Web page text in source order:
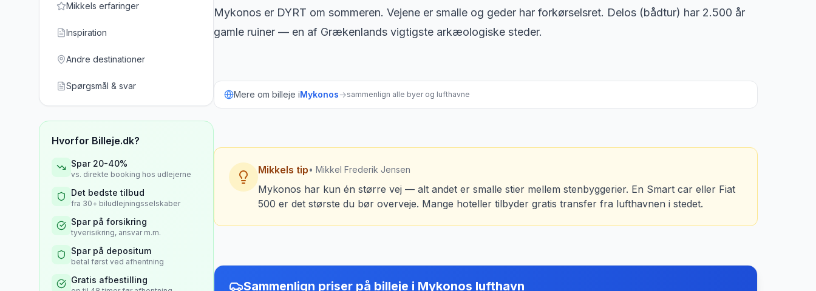
Mikkels erfaringer
Inspiration
Andre destinationer
Spørgsmål & svar
Hvorfor Billeje.dk?
Spar 20-40%
vs. direkte booking hos udlejerne
Det bedste tilbud
fra 30+ biludlejningsselskaber
Spar på forsikring
tyverisikring, ansvar m.m.
Spar på depositum
betal først ved afhentning
Gratis afbestilling
Mykonos er DYRT om sommeren. Vejene er smalle og geder har forkørselsret. Delos (bådtur) har 2.500 år
gamle ruiner — en af Grækenlands vigtigste arkæologiske steder.
Mere om billeje iMykonos→sammenlign alle byer og lufthavne
Mikkels tip• Mikkel Frederik Jensen
Mykonos har kun én større vej — alt andet er smalle stier mellem stenbyggerier. En Smart car eller Fiat
500 er det største du bør overveje. Mange hoteller tilbyder gratis transfer fra lufthavnen i stedet.
Sammenlign priser på billeje i Mykonos lufthavn